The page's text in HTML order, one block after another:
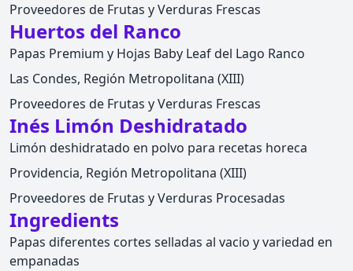
Proveedores de Frutas y Verduras Frescas
Huertos del Ranco
Papas Premium y Hojas Baby Leaf del Lago Ranco
Las Condes, Región Metropolitana (XIII)
Proveedores de Frutas y Verduras Frescas
Inés Limón Deshidratado
Limón deshidratado en polvo para recetas horeca
Providencia, Región Metropolitana (XIII)
Proveedores de Frutas y Verduras Procesadas
Ingredients
Papas diferentes cortes selladas al vacio y variedad en
empanadas